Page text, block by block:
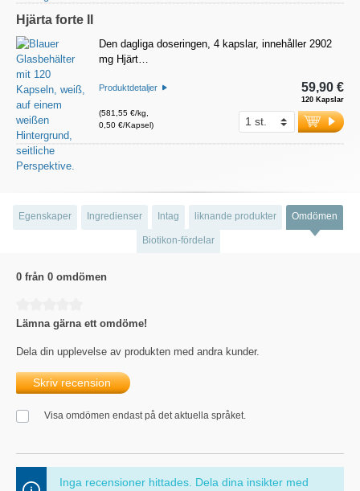
Hjärta forte II
Den dagliga doseringen, 4 kapslar, innehåller 2902
mg Hjärt…
Produktdetaljer
(581,55 €/kg,
0,50 €/Kapsel)
120 Kapslar
59,90 €
Egenskaper Ingredienser Intag liknande produkter Omdömen
Biotikon-fördelar
0 från 0 omdömen
Lämna gärna ett omdöme!
Dela din upplevelse av produkten med andra kunder.
Skriv recension
Visa omdömen endast på det aktuella språket.
Inga recensioner hittades. Dela dina insikter med